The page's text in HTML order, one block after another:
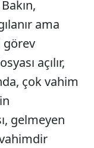
ama
görev
açılır,
çok vahim
gelmeyen